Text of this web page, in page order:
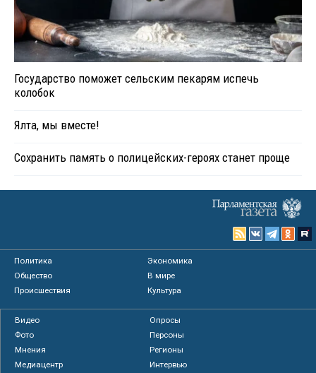
Государство поможет сельским пекарям испечь
колобок
Ялта, мы вместе!
Сохранить память о полицейских-героях станет проще
Политика
Экономика
Общество
В мире
Происшествия
Культура
Видео
Опросы
Фото
Персоны
Мнения
Регионы
Медиацентр
Интервью